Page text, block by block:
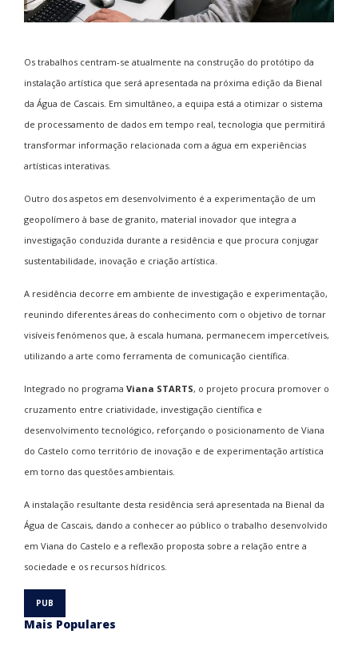
Os trabalhos centram-se atualmente na construção do protótipo da
instalação artística que será apresentada na próxima edição da Bienal
da Água de Cascais. Em simultâneo, a equipa está a otimizar o sistema
de processamento de dados em tempo real, tecnologia que permitirá
transformar informação relacionada com a água em experiências
artísticas interativas.
Outro dos aspetos em desenvolvimento é a experimentação de um
geopolímero à base de granito, material inovador que integra a
investigação conduzida durante a residência e que procura conjugar
sustentabilidade, inovação e criação artística.
A residência decorre em ambiente de investigação e experimentação,
reunindo diferentes áreas do conhecimento com o objetivo de tornar
visíveis fenómenos que, à escala humana, permanecem impercetíveis,
utilizando a arte como ferramenta de comunicação científica.
Integrado no programa Viana STARTS, o projeto procura promover o
cruzamento entre criatividade, investigação científica e
desenvolvimento tecnológico, reforçando o posicionamento de Viana
do Castelo como território de inovação e de experimentação artística
em torno das questões ambientais.
A instalação resultante desta residência será apresentada na Bienal da
Água de Cascais, dando a conhecer ao público o trabalho desenvolvido
em Viana do Castelo e a reflexão proposta sobre a relação entre a
sociedade e os recursos hídricos.
Mais Populares